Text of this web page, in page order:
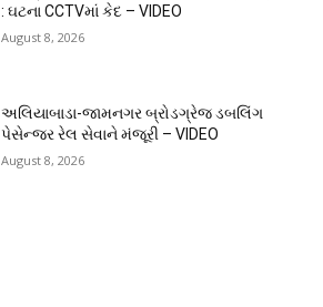
: ઘટના CCTVમાં કેદ – VIDEO
August 8, 2026
અલિયાબાડા-જામનગર બ્રોડગ્રેજ ડબલિંગ
પેસેન્જર રેલ સેવાને મંજૂરી – VIDEO
August 8, 2026